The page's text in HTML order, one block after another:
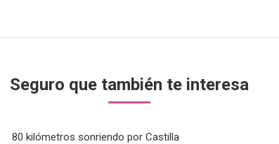
Seguro que también te interesa
80 kilómetros sonriendo por Castilla